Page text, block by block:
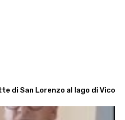
di San Lorenzo al lago di Vico